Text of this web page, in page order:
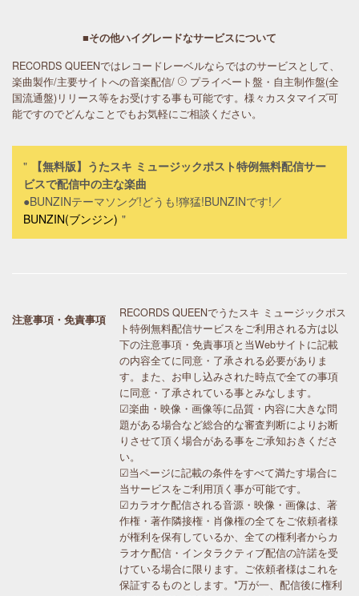
■その他ハイグレードなサービスについて
RECORDS QUEENではレコードレーベルならではのサービスとして、
楽曲製作/主要サイトへの音楽配信/
プライベート盤・自主制作盤(全
国流通盤)リリース等をお受けする事も可能です。様々カスタマイズ可
能ですのでどんなことでもお気軽にご相談ください。
【無料版】うたスキ ミュージックポスト特例無料配信サー
ビスで配信中の主な楽曲
●BUNZINテーマソング!どうも!獰猛!BUNZINです!／
BUNZIN(ブンジン)
注意事項・免責事項
RECORDS QUEENでうたスキ ミュージックポス
ト特例無料配信サービスをご利用される方は以
下の注意事項・免責事項と当Webサイトに記載
の内容全てに同意・了承される必要がありま
す。また、お申し込みされた時点で全ての事項
に同意・了承されている事とみなします。
☑楽曲・映像・画像等に品質・内容に大きな問
題がある場合など総合的な審査判断によりお断
りさせて頂く場合がある事をご承知おきくださ
い。
☑当ページに記載の条件をすべて満たす場合に
当サービスをご利用頂く事が可能です。
☑カラオケ配信される音源・映像・画像は、著
作権・著作隣接権・肖像権の全てをご依頼者様
が権利を保有しているか、全ての権利者からカ
ラオケ配信・インタラクティブ配信の許諾を受
けている場合に限ります。ご依頼者様はこれを
保証するものとします。*万が一、配信後に権利